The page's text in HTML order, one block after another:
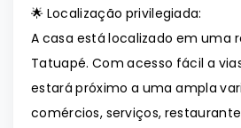
🌟 Localização privilegiada:
A casa está localizado em uma
Tatuapé. Com acesso fácil a
estará próximo a uma ampla
comércios, serviços,